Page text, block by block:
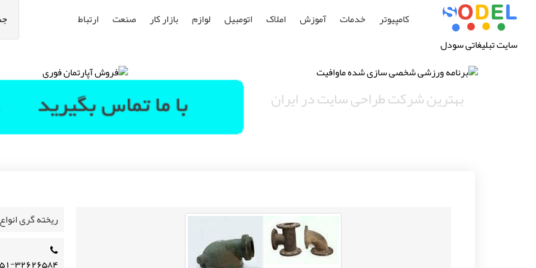
سایت تبلیغاتی سودل
کامپیوتر خدمات آموزش املاک اتومبیل لوازم بازار کار صنعت ارتباط
بهترین شرکت طراحی سایت در ایران
ریخته گری
۰۵۱-